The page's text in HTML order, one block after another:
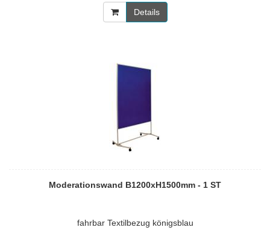
Details
Moderationswand B1200xH1500mm - 1 ST
fahrbar Textilbezug königsblau